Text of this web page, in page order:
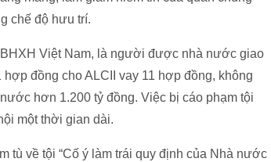
chế độ hưu trí.
Việt Nam, là người được nhà nước giao
đồng cho ALCII vay 11 hợp đồng, không
hơn 1.200 tỷ đồng. Việc bị cáo phạm tội
một thời gian dài.
tù về tội “Cố ý làm trái quy định của Nhà nước